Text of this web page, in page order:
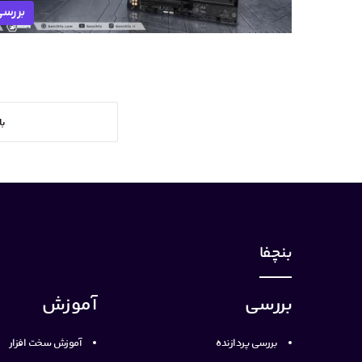
بنچفا
بررسی
بررسی پردازنده
آموزش
آموزش سخت افزار